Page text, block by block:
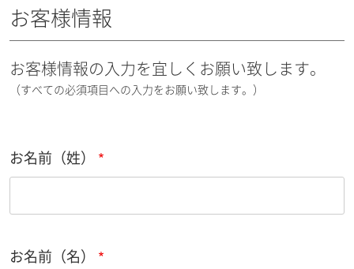
お客様情報
お客様情報の入力を宜しくお願い致します。
（すべての必須項目への入力をお願い致します。）
お名前（姓）
お名前（名）